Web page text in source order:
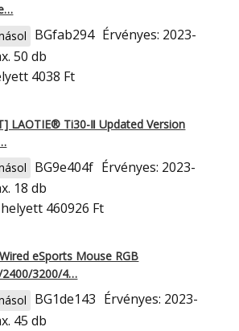
BGfab294 Érvényes: 2023-
50 db
4038 Ft
LAOTIE® Ti30-Ⅱ Updated Version
BG9e404f Érvényes: 2023-
18 db
helyett 460926 Ft
Wired eSports Mouse RGB
2400/3200/4…
BG1de143 Érvényes: 2023-
45 db